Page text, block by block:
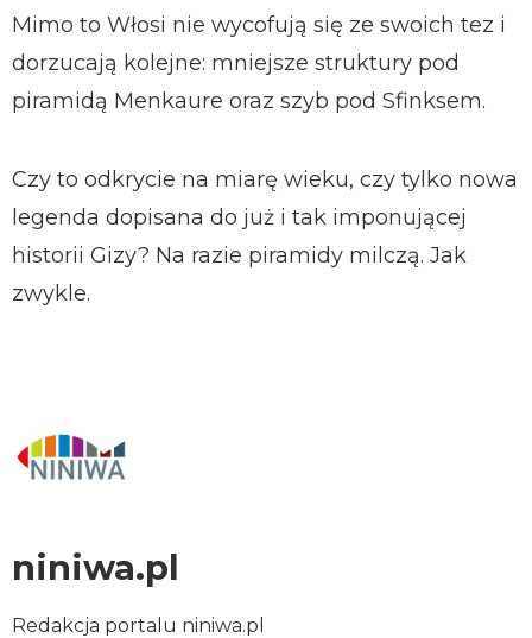
Mimo to Włosi nie wycofują się ze swoich tez i
dorzucają kolejne: mniejsze struktury pod
piramidą Menkaure oraz szyb pod Sfinksem.
Czy to odkrycie na miarę wieku, czy tylko nowa
legenda dopisana do już i tak imponującej
historii Gizy? Na razie piramidy milczą. Jak
zwykle.
niniwa.pl
Redakcja portalu niniwa.pl